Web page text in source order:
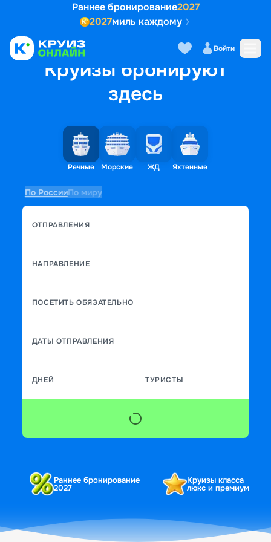
Раннее бронирование2027
2027миль каждому
Войти
Круизы бронируют
здесь
Речные Морские ЖД Яхтенные
По РоссииПо миру
ОТПРАВЛЕНИЯ
НАПРАВЛЕНИЕ
ПОСЕТИТЬ ОБЯЗАТЕЛЬНО
ДАТЫ ОТПРАВЛЕНИЯ
ДНЕЙ ТУРИСТЫ
Раннее бронирование
2027
Круизы класса
люкс и премиум